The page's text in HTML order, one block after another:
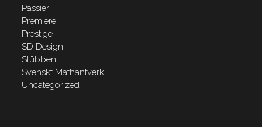
Passier
Premiere
Prestige
SD Design
Stübben
Svenskt Mathantverk
Uncategorized